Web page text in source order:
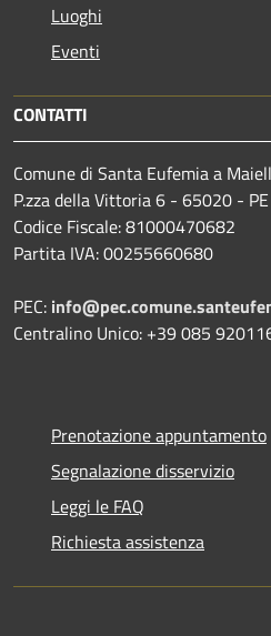
Luoghi
Eventi
CONTATTI
Comune di Santa Eufemia a
P.zza della Vittoria 6 - 65020 - PE
Codice Fiscale: 81000470682
Partita IVA: 00255660680
PEC:
Centralino Unico: +39 085
Prenotazione appuntamento
Segnalazione disservizio
Leggi le FAQ
Richiesta assistenza